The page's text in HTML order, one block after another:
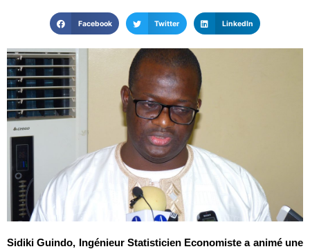
Facebook Twitter LinkedIn
Sidiki Guindo, Ingénieur Statisticien Economiste a animé une